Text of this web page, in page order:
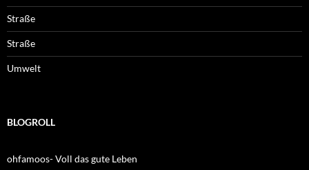
Straße
Straße
Umwelt
BLOGROLL
ohfamoos- Voll das gute Leben